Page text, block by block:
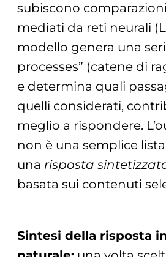
subiscono
mediati da reti neurali
modello genera una
processes” (catene di
e determina quali
quelli considerati,
meglio a rispondere.
non è una semplice
una risposta
basata sui contenuti
Sintesi della risposta